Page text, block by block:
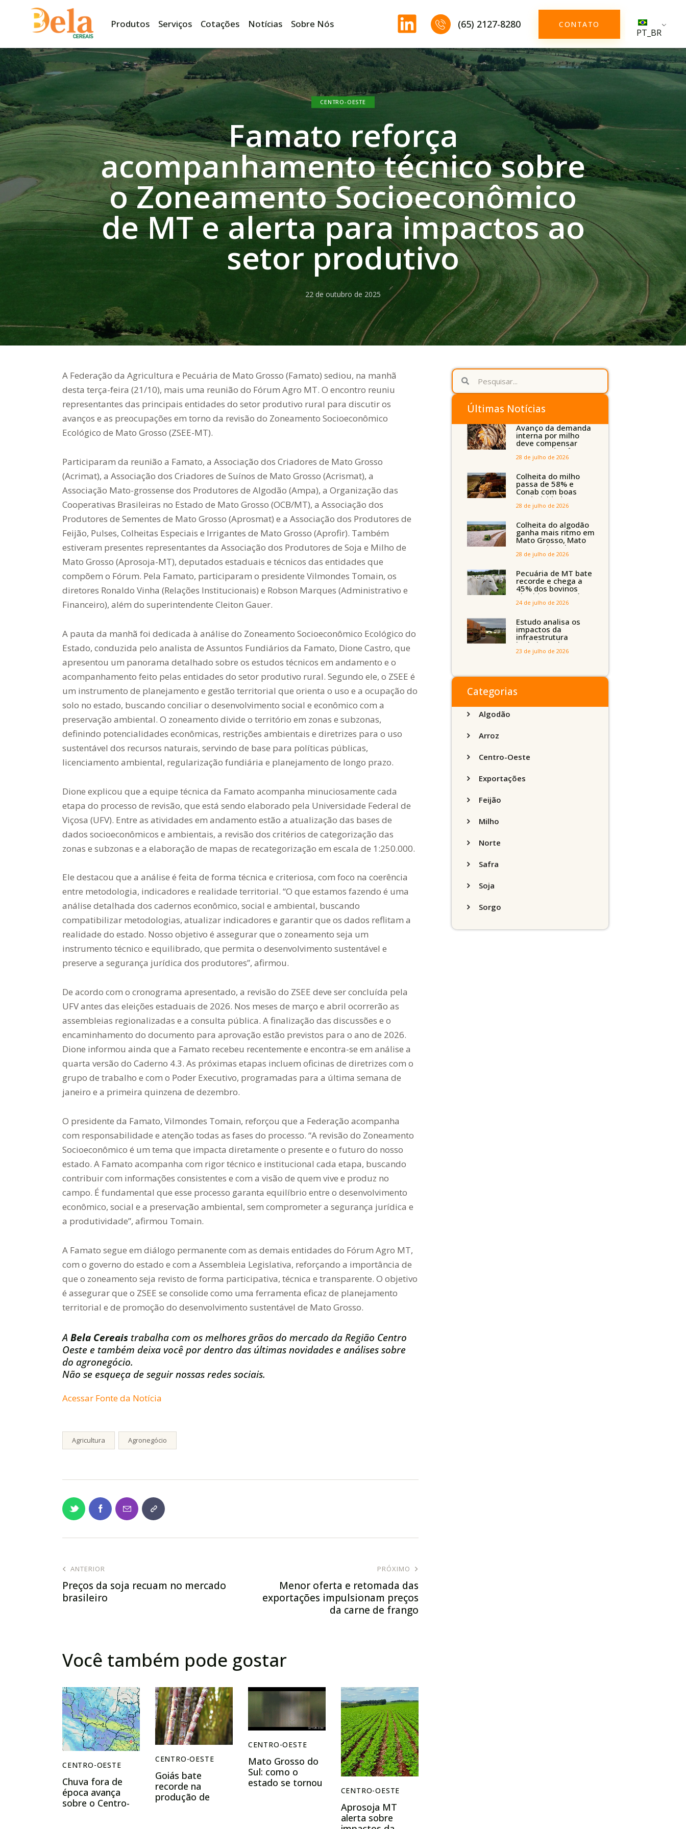
Produtos Serviços Cotações Notícias Sobre Nós (65) 2127-8280 CONTATO
PT_BR
CENTRO-OESTE
Famato reforça
acompanhamento técnico sobre
o Zoneamento Socioeconômico
de MT e alerta para impactos ao
setor produtivo
22 de outubro de 2025
A Federação da Agricultura e Pecuária de Mato Grosso (Famato) sediou, na manhã
desta terça-feira (21/10), mais uma reunião do Fórum Agro MT. O encontro reuniu
representantes das principais entidades do setor produtivo rural para discutir os
avanços e as preocupações em torno da revisão do Zoneamento Socioeconômico
Ecológico de Mato Grosso (ZSEE-MT).
Participaram da reunião a Famato, a Associação dos Criadores de Mato Grosso
(Acrimat), a Associação dos Criadores de Suínos de Mato Grosso (Acrismat), a
Associação Mato-grossense dos Produtores de Algodão (Ampa), a Organização das
Cooperativas Brasileiras no Estado de Mato Grosso (OCB/MT), a Associação dos
Produtores de Sementes de Mato Grosso (Aprosmat) e a Associação dos Produtores de
Feijão, Pulses, Colheitas Especiais e Irrigantes de Mato Grosso (Aprofir). Também
estiveram presentes representantes da Associação dos Produtores de Soja e Milho de
Mato Grosso (Aprosoja-MT), deputados estaduais e técnicos das entidades que
compõem o Fórum. Pela Famato, participaram o presidente Vilmondes Tomain, os
diretores Ronaldo Vinha (Relações Institucionais) e Robson Marques (Administrativo e
Financeiro), além do superintendente Cleiton Gauer.
A pauta da manhã foi dedicada à análise do Zoneamento Socioeconômico Ecológico do
Estado, conduzida pelo analista de Assuntos Fundiários da Famato, Dione Castro, que
apresentou um panorama detalhado sobre os estudos técnicos em andamento e o
acompanhamento feito pelas entidades do setor produtivo rural. Segundo ele, o ZSEE é
um instrumento de planejamento e gestão territorial que orienta o uso e a ocupação do
solo no estado, buscando conciliar o desenvolvimento social e econômico com a
preservação ambiental. O zoneamento divide o território em zonas e subzonas,
definindo potencialidades econômicas, restrições ambientais e diretrizes para o uso
sustentável dos recursos naturais, servindo de base para políticas públicas,
licenciamento ambiental, regularização fundiária e planejamento de longo prazo.
Dione explicou que a equipe técnica da Famato acompanha minuciosamente cada
etapa do processo de revisão, que está sendo elaborado pela Universidade Federal de
Viçosa (UFV). Entre as atividades em andamento estão a atualização das bases de
dados socioeconômicos e ambientais, a revisão dos critérios de categorização das
zonas e subzonas e a elaboração de mapas de recategorização em escala de 1:250.000.
Ele destacou que a análise é feita de forma técnica e criteriosa, com foco na coerência
entre metodologia, indicadores e realidade territorial. “O que estamos fazendo é uma
análise detalhada dos cadernos econômico, social e ambiental, buscando
compatibilizar metodologias, atualizar indicadores e garantir que os dados reflitam a
realidade do estado. Nosso objetivo é assegurar que o zoneamento seja um
instrumento técnico e equilibrado, que permita o desenvolvimento sustentável e
preserve a segurança jurídica dos produtores”, afirmou.
De acordo com o cronograma apresentado, a revisão do ZSEE deve ser concluída pela
UFV antes das eleições estaduais de 2026. Nos meses de março e abril ocorrerão as
assembleias regionalizadas e a consulta pública. A finalização das discussões e o
encaminhamento do documento para aprovação estão previstos para o ano de 2026.
Dione informou ainda que a Famato recebeu recentemente e encontra-se em análise a
quarta versão do Caderno 4.3. As próximas etapas incluem oficinas de diretrizes com o
grupo de trabalho e com o Poder Executivo, programadas para a última semana de
janeiro e a primeira quinzena de dezembro.
O presidente da Famato, Vilmondes Tomain, reforçou que a Federação acompanha
com responsabilidade e atenção todas as fases do processo. “A revisão do Zoneamento
Socioeconômico é um tema que impacta diretamente o presente e o futuro do nosso
estado. A Famato acompanha com rigor técnico e institucional cada etapa, buscando
contribuir com informações consistentes e com a visão de quem vive e produz no
campo. É fundamental que esse processo garanta equilíbrio entre o desenvolvimento
econômico, social e a preservação ambiental, sem comprometer a segurança jurídica e
a produtividade”, afirmou Tomain.
A Famato segue em diálogo permanente com as demais entidades do Fórum Agro MT,
com o governo do estado e com a Assembleia Legislativa, reforçando a importância de
que o zoneamento seja revisto de forma participativa, técnica e transparente. O objetivo
é assegurar que o ZSEE se consolide como uma ferramenta eficaz de planejamento
territorial e de promoção do desenvolvimento sustentável de Mato Grosso.
A Bela Cereais trabalha com os melhores grãos do mercado da Região Centro
Oeste e também deixa você por dentro das últimas novidades e análises sobre
do agronegócio.
Não se esqueça de seguir nossas redes sociais.
Acessar Fonte da Notícia
Agricultura Agronegócio
ANTERIOR
Preços da soja recuam no mercado
brasileiro
PRÓXIMO
Menor oferta e retomada das
exportações impulsionam preços
da carne de frango
Você também pode gostar
CENTRO-OESTE
Chuva fora de
época avança
sobre o Centro-
CENTRO-OESTE
Goiás bate
recorde na
produção de
CENTRO-OESTE
Mato Grosso do
Sul: como o
estado se tornou
CENTRO-OESTE
Aprosoja MT
alerta sobre
Últimas Notícias
Avanço da demanda
interna por milho
deve compensar
aumento da oferta
com safra recorde
aponta Imea
28 de julho de 2026
Colheita do milho
passa de 58% e
Conab com boas
produtividades em
Mato Grosso, mas
Tocantins, Maranhão
e Piauí
28 de julho de 2026
Colheita do algodão
ganha mais ritmo em
Mato Grosso, Mato
Grosso do Sul e
Maranhão
28 de julho de 2026
Pecuária de MT bate
recorde e chega a
45% dos bovinos
abatidos com até 24
meses
24 de julho de 2026
Estudo analisa os
impactos da
infraestrutura
logística sobre a
produção agrícola de
23 de julho de 2026
Categorias
Algodão
Arroz
Centro-Oeste
Exportações
Feijão
Milho
Norte
Safra
Soja
Sorgo